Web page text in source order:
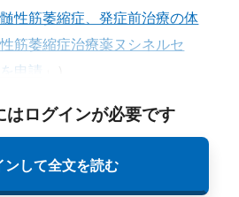
性筋萎縮症、発症前治療の体
筋萎縮症治療薬ヌシネルセ
申請
はログインが必要です
ンして全文を読む